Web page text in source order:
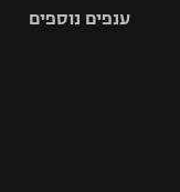
גביע הטוטו
ליגה
סל
ענפים נוספים